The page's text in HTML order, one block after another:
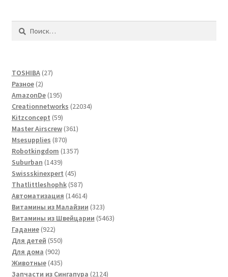
Найти:
TOSHIBA 2727
Разное 22
товара
AmazonDe 195195
товаров
Creationnetworks 2203422034
Kitzconcept 5959
товаров
Master Airscrew 361361
Msesupplies 870870
товаров
Robotkingdom 13571357
Suburban 14391439
товаров
Swissskinexpert 4545
товаров
Thatlittleshophk 587587
товаров
Автоматизация 1461414614
товаров
Витамины из Малайзии 323323
товара
Витамины из Швейцарии 54635463
Гадание 922922
товара
Для детей 550550
Для дома 902902
товара
Животные 435435
товаров
Запчасти из Сингапура 21242124